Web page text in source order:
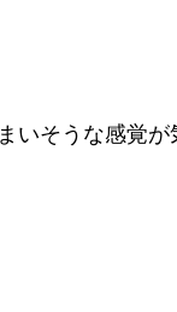
いそうな感覚